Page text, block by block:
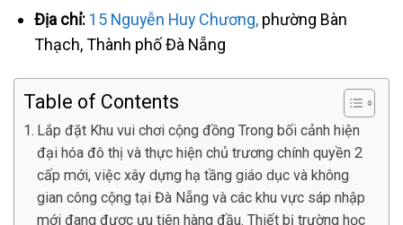
Địa chỉ: 15 Nguyễn Huy Chương, phường Bàn
Thạch, Thành phố Đà Nẵng
Table of Contents
Lắp đặt Khu vui chơi cộng đồng Trong bối cảnh hiện
đại hóa đô thị và thực hiện chủ trương chính quyền 2
cấp mới, việc xây dựng hạ tầng giáo dục và không
gian công cộng tại Đà Nẵng và các khu vực sáp nhập
mới đang được ưu tiên hàng đầu. Thiết bị trường học